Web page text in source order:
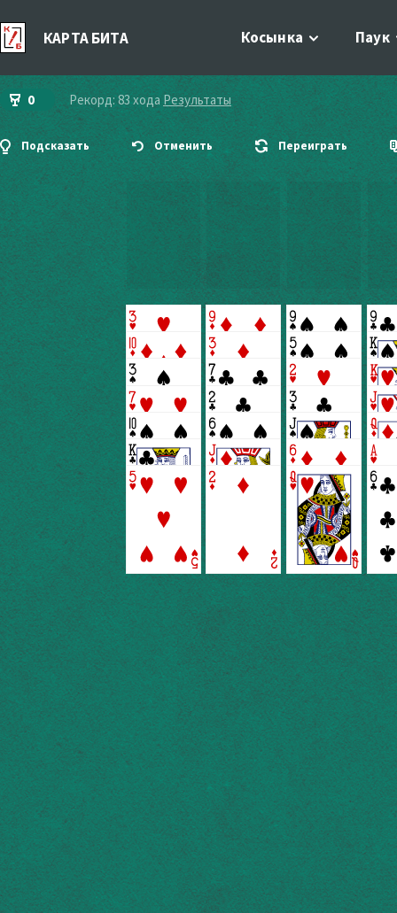
КАРТА БИТА Косынка Паук
0 Рекорд: 83 хода Результаты
Подсказать Отменить Переиграть